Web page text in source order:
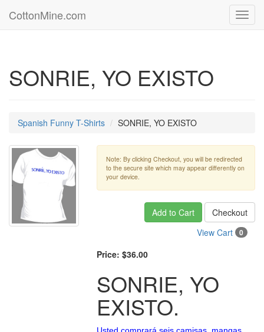
CottonMine.com
SONRIE, YO EXISTO
Spanish Funny T-Shirts SONRIE, YO EXISTO
Note: By clicking Checkout, you will be redirected
to the secure site which may appear differently on
your device.
Add to Cart
Checkout
View Cart
0
Price: $36.00
SONRIE, YO
EXISTO.